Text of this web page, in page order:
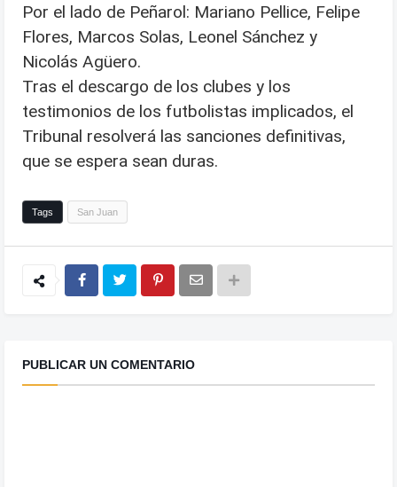
Por el lado de Peñarol: Mariano Pellice, Felipe
Flores, Marcos Solas, Leonel Sánchez y
Nicolás Agüero.
Tras el descargo de los clubes y los
testimonios de los futbolistas implicados, el
Tribunal resolverá las sanciones definitivas,
que se espera sean duras.
Tags San Juan
PUBLICAR UN COMENTARIO